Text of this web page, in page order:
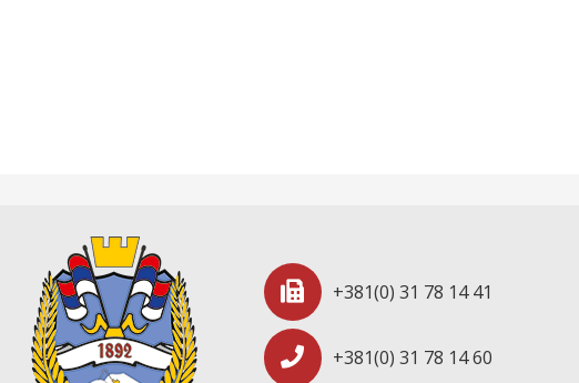
+381(0) 31 78 14 41
+381(0) 31 78 14 60